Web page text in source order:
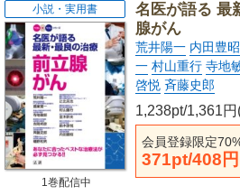
名医が語る
腺がん
荒井陽一 内田豊昭
一 村山重行 寺地
啓悦 斉藤史郎
1,238pt/1,361
会員登録限定
371pt/408
小説・実用書
1巻配信中